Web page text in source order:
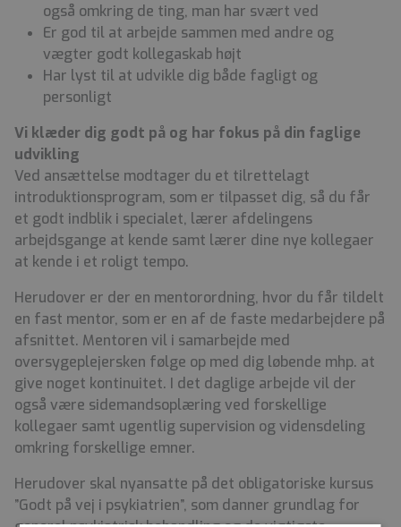
også omkring de ting, man har svært ved
Er god til at arbejde sammen med andre og
vægter godt kollegaskab højt
Har lyst til at udvikle dig både fagligt og
personligt
Vi klæder dig godt på og har fokus på din faglige
udvikling
Ved ansættelse modtager du et tilrettelagt
introduktionsprogram, som er tilpasset dig, så du får
et godt indblik i specialet, lærer afdelingens
arbejdsgange at kende samt lærer dine nye kollegaer
at kende i et roligt tempo.
Herudover er der en mentorordning, hvor du får tildelt
en fast mentor, som er en af de faste medarbejdere på
afsnittet. Mentoren vil i samarbejde med
oversygeplejersken følge op med dig løbende mhp. at
give noget kontinuitet. I det daglige arbejde vil der
også være sidemandsoplæring ved forskellige
kollegaer samt ugentlig supervision og vidensdeling
omkring forskellige emner.
Herudover skal nyansatte på det obligatoriske kursus
”Godt på vej i psykiatrien”, som danner grundlag for